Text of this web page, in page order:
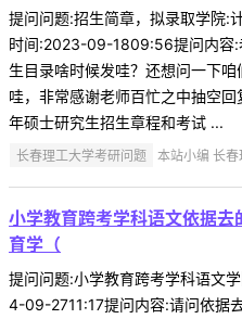
提问问题:招生简章，拟录取学院:
时间:2023-09-1809:56提问内容:
生目录啥时候发哇？还想问一下
哇，非常感谢老师百忙之中抽空
年硕士研究生招生章程和考试 ...
长春理工大学考研问题 本站小编 长
小学教育跨考学科语文依据
育学（
提问问题:小学教育跨考学科语文
4-09-2711:17提问内容:请问依据